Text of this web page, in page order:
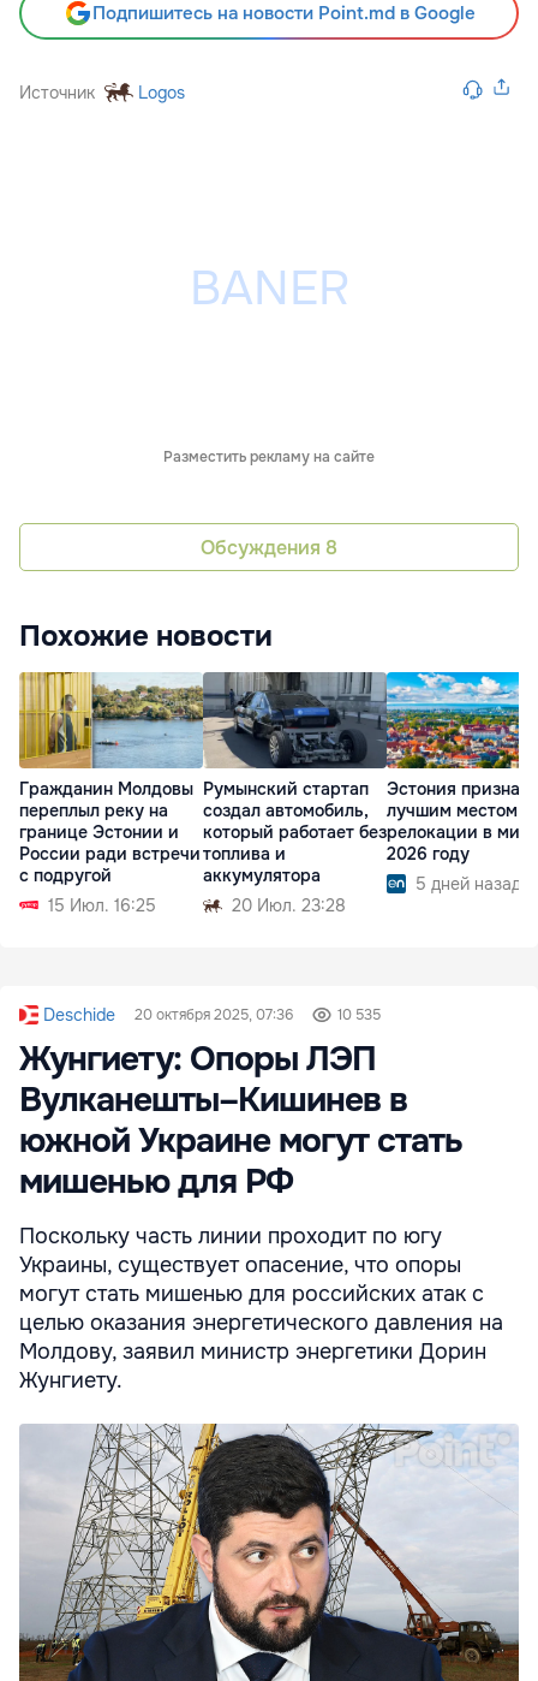
Подпишитесь на новости Point.md в Google
Источник Logos
Разместить рекламу на сайте
Обсуждения 8
Похожие новости
Гражданин Молдовы
переплыл реку на
границе Эстонии и
России ради встречи
с подругой
15 Июл. 16:25
Румынский стартап
создал автомобиль,
который работает без
топлива и
аккумулятора
20 Июл. 23:28
Эстония признана
лучшим местом
релокации в
2026 году
5 дней назад
Deschide 20 октября 2025, 07:36 10 535
Жунгиету: Опоры ЛЭП
Вулканешты–Кишинев в
южной Украине могут стать
мишенью для РФ
Поскольку часть линии проходит по югу
Украины, существует опасение, что опоры
могут стать мишенью для российских атак с
целью оказания энергетического давления на
Молдову, заявил министр энергетики Дорин
Жунгиету.